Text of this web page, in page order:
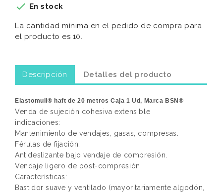
 En stock
La cantidad mínima en el pedido de compra para
el producto es 10.
Descripción Detalles del producto
Elastomull® haft de 20 metros Caja 1 Ud, Marca BSN®
Venda de sujeción cohesiva extensible
indicaciones:
Mantenimiento de vendajes, gasas, compresas.
Férulas de fijación.
Antideslizante bajo vendaje de compresión.
Vendaje ligero de post-compresión.
Características:
Bastidor suave y ventilado (mayoritariamente algodón,